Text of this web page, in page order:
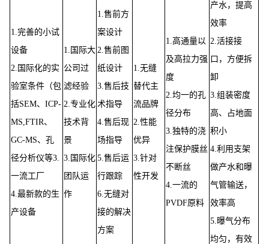
1.完善的小试
设备
2.国际化的实
验室条件（包
括SEM、ICP-
MS,FTIR、
GC-MS、孔
径分析仪等3.
一流工厂
4.最新款的生
产设备
1.国际大
公司过
滤经验
2.专业化
技术背
景
3.国际化
团队运
作
1.售前方
案设计
2.售前图
纸设计
3.售后技
术指导
4.售后现
场指导
5.售后运
行跟踪
6.无缝对
接的解决
方案
1.无缝
替代主
流品牌
2.性能
优异
3.针对
性开发
1.高通量以
及高拉力强
度
2.均一的孔
径分布
3.独特的浇
注保护膜丝
不断丝
4.一流的
PVDF原料
产水，提高
效率
2.活接接
口，方便拆
卸
3.组装密度
高、占地面
积小
4.利用支架
做产水和曝
气管输送，
效率高
5.曝气分布
均匀，有效